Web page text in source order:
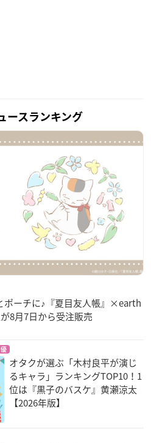
ースランキング
ポーチに♪『夏目友人帳』×earth
8月7日から受注販売
オタクが選ぶ「木村良平が演じ
るキャラ」ランキングTOP10！1
位は『黒子のバスケ』黄瀬涼太
【2026年版】